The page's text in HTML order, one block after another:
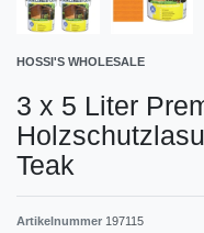
HOSSI'S WHOLESALE
3 x 5 Liter
Teak
Artikelnummer 197115